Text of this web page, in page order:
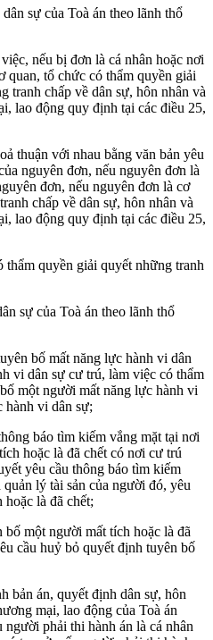
sự của Toà án theo lãnh thổ
nếu bị đơn là cá nhân hoặc nơi
quan, tổ chức có thẩm quyền giải
tranh chấp về dân sự, hôn nhân và
lao động quy định tại các điều 25,
thuận với nhau bằng văn bản yêu
nguyên đơn, nếu nguyên đơn là
đơn, nếu nguyên đơn là cơ
chấp về dân sự, hôn nhân và
lao động quy định tại các điều 25,
thẩm quyền giải quyết những tranh
sự của Toà án theo lãnh thổ
bố mất năng lực hành vi dân
vi dân sự cư trú, làm việc có thẩm
một người mất năng lực hành vi
hành vi dân sự;
báo tìm kiếm vắng mặt tại nơi
hoặc là đã chết có nơi cư trú
yêu cầu thông báo tìm kiếm
lý tài sản của người đó, yêu
là đã chết;
bố một người mất tích hoặc là đã
cầu huỷ bỏ quyết định tuyên bố
bản án, quyết định dân sự, hôn
mại, lao động của Toà án
phải thi hành án là cá nhân